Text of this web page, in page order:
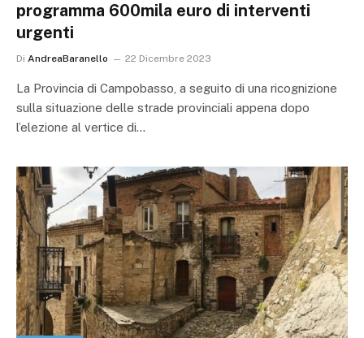
programma 600mila euro di interventi
urgenti
Di AndreaBaranello 22 Dicembre 2023
La Provincia di Campobasso, a seguito di una ricognizione
sulla situazione delle strade provinciali appena dopo
l’elezione al vertice di…